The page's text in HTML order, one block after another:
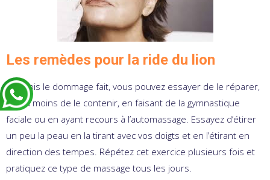
Les remèdes pour la ride du lion
Une fois le dommage fait, vous pouvez essayer de le réparer,
ou du moins de le contenir, en faisant de la gymnastique
faciale ou en ayant recours à l’automassage. Essayez d’étirer
un peu la peau en la tirant avec vos doigts et en l’étirant en
direction des tempes. Répétez cet exercice plusieurs fois et
pratiquez ce type de massage tous les jours.